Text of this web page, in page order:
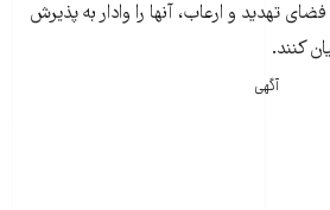
تهدید و ارعاب، آنها را وادار به پذیرش
کنند.
آگهی